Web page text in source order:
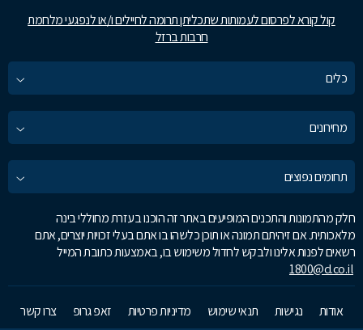
קול קורא לפרסום לעמותות שתכליתן תרומה לחיילים ו/או לנפגעי מלחמת
חרבות ברזל
כלים
מחירונים
תחומים נפוצים
חלק מהתמונות והתכנים המופיעים באתר זה הוכנו בעזרת מחוללי בינה
מלאכותית. אם זיהיתם תמונה או תוכן כלשהו בו אתם בעלי זכויות יוצרים, אתם
רשאים לפנות אלינו ולבקש לחדול משימוש בו, באמצעות כתובת המייל
1800@d.co.il
אודות נגישות תנאי שימוש מדיניות פרטיות זאפ גרופ צרו קשר